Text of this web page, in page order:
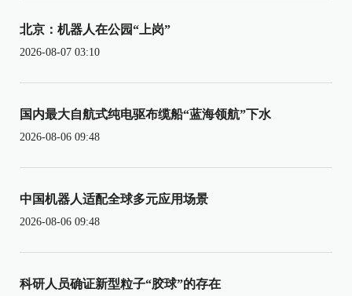
北京：机器人在公园“上岗”
2026-08-07 03:10
国内最大自航式纯电驱布缆船“蓝海领航”下水
2026-08-06 09:48
中国机器人适配全球多元应用场景
2026-08-06 09:48
科研人员确证新型粒子“胶球”的存在